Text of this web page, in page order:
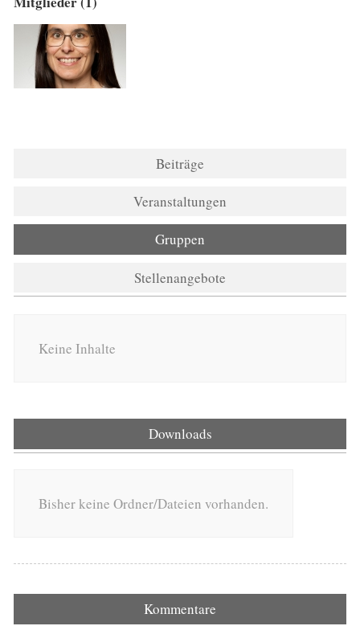
Beiträge
Veranstaltungen
Gruppen
Stellenangebote
Keine Inhalte
Downloads
Bisher keine Ordner/Dateien vorhanden.
Kommentare